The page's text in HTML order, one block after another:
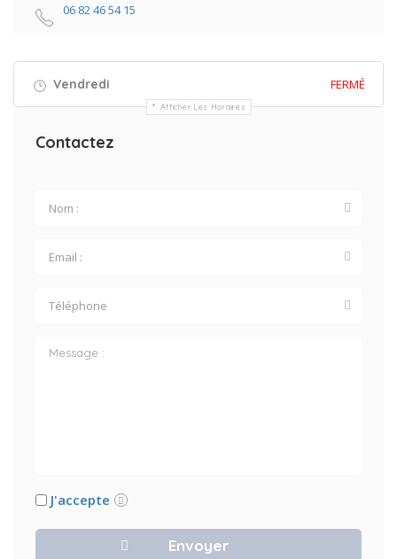
06 82 46 54 15
Vendredi FERMÉ
Afficher Les Horaires
Contactez
J'accepte